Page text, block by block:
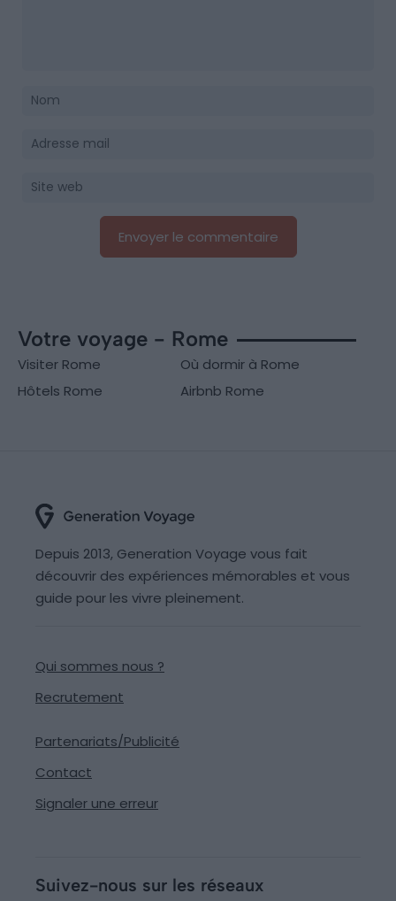
Votre voyage - Rome
Visiter Rome
Où dormir à Rome
Hôtels Rome
Airbnb Rome
Depuis 2013, Generation Voyage vous fait
découvrir des expériences mémorables et vous
guide pour les vivre pleinement.
Qui sommes nous ?
Recrutement
Partenariats/Publicité
Contact
Signaler une erreur
Suivez-nous sur les réseaux